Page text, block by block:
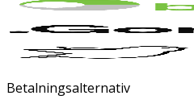
Betalningsalternativ